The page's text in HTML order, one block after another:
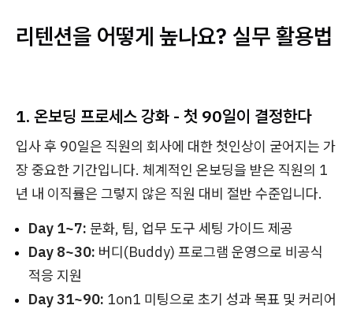
리텐션을 어떻게 높나요? 실무 활용법
1. 온보딩 프로세스 강화 - 첫 90일이 결정한다
입사 후 90일은 직원의 회사에 대한 첫인상이 굳어지는 가
장 중요한 기간입니다. 체계적인 온보딩을 받은 직원의 1
년 내 이직률은 그렇지 않은 직원 대비 절반 수준입니다.
Day 1~7: 문화, 팀, 업무 도구 세팅 가이드 제공
Day 8~30: 버디(Buddy) 프로그램 운영으로 비공식
적응 지원
Day 31~90: 1on1 미팅으로 초기 성과 목표 및 커리어